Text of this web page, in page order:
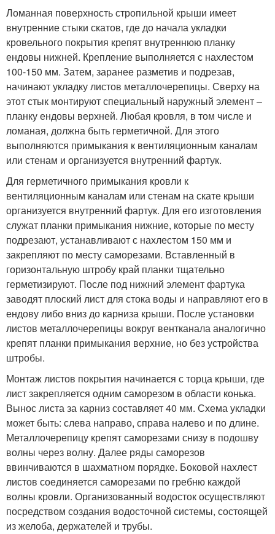
Ломанная поверхность стропильной крыши имеет
внутренние стыки скатов, где до начала укладки
кровельного покрытия крепят внутреннюю планку
ендовы нижней. Крепление выполняется с нахлестом
100-150 мм. Затем, заранее разметив и подрезав,
начинают укладку листов металлочерепицы. Сверху на
этот стык монтируют специальный наружный элемент –
планку ендовы верхней. Любая кровля, в том числе и
ломаная, должна быть герметичной. Для этого
выполняются примыкания к вентиляционным каналам
или стенам и организуется внутренний фартук.
Для герметичного примыкания кровли к
вентиляционным каналам или стенам на скате крыши
организуется внутренний фартук. Для его изготовления
служат планки примыкания нижние, которые по месту
подрезают, устанавливают с нахлестом 150 мм и
закрепляют по месту саморезами. Вставленный в
горизонтальную штробу край планки тщательно
герметизируют. После под нижний элемент фартука
заводят плоский лист для стока воды и направляют его в
ендову либо вниз до карниза крыши. После установки
листов металлочерепицы вокруг вентканала аналогично
крепят планки примыкания верхние, но без устройства
штробы.
Монтаж листов покрытия начинается с торца крыши, где
лист закрепляется одним саморезом в области конька.
Вынос листа за карниз составляет 40 мм. Схема укладки
может быть: слева направо, справа налево и по длине.
Металлочерепицу крепят саморезами снизу в подошву
волны через волну. Далее ряды саморезов
ввинчиваются в шахматном порядке. Боковой нахлест
листов соединяется саморезами по гребню каждой
волны кровли. Организованный водосток осуществляют
посредством создания водосточной системы, состоящей
из желоба, держателей и трубы.